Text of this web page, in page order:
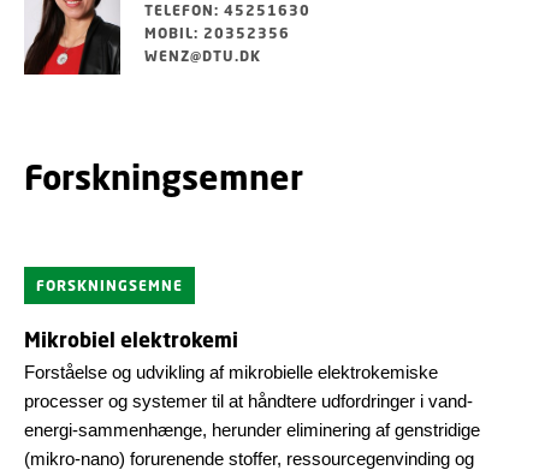
TELEFON: 45251630
MOBIL: 20352356
WENZ@DTU.DK
Forskningsemner
FORSKNINGSEMNE
Mikrobiel elektrokemi
Forståelse og udvikling af mikrobielle elektrokemiske
processer og systemer til at håndtere udfordringer i vand-
energi-sammenhænge, herunder eliminering af genstridige
(mikro-nano) forurenende stoffer, ressourcegenvinding og